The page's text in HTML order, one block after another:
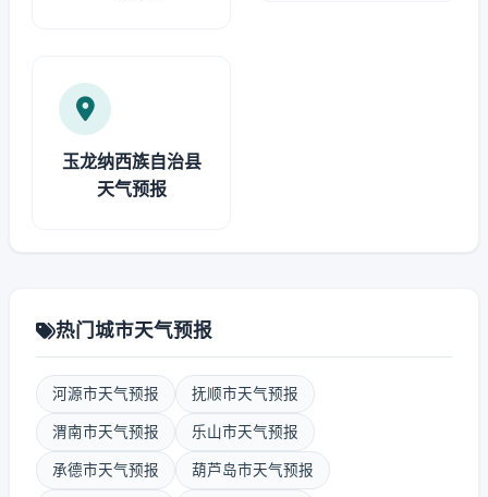
玉龙纳西族自治县
天气预报
热门城市天气预报
河源市天气预报 抚顺市天气预报
渭南市天气预报 乐山市天气预报
承德市天气预报 葫芦岛市天气预报